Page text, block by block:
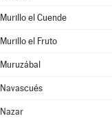
Murillo el Cuende
Murillo el Fruto
Muruzábal
Navascués
Nazar